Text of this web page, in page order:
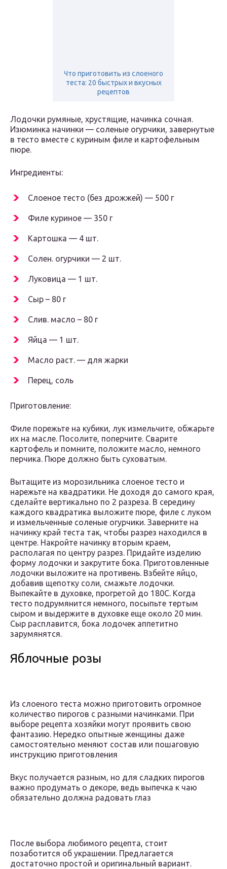
Что приготовить из слоеного
теста: 20 быстрых и вкусных
рецептов
Лодочки румяные, хрустящие, начинка сочная.
Изюминка начинки — соленые огурчики, завернутые
в тесто вместе с куриным филе и картофельным
пюре.
Ингредиенты:
Слоеное тесто (без дрожжей) — 500 г
Филе куриное — 350 г
Картошка — 4 шт.
Солен. огурчики — 2 шт.
Луковица — 1 шт.
Сыр – 80 г
Слив. масло – 80 г
Яйца — 1 шт.
Масло раст. — для жарки
Перец, соль
Приготовление:
Филе порежьте на кубики, лук измельчите, обжарьте
их на масле. Посолите, поперчите. Сварите
картофель и помните, положите масло, немного
перчика. Пюре должно быть суховатым.
Вытащите из морозильника слоеное тесто и
нарежьте на квадратики. Не доходя до самого края,
сделайте вертикально по 2 разреза. В середину
каждого квадратика выложите пюре, филе с луком
и измельченные соленые огурчики. Заверните на
начинку край теста так, чтобы разрез находился в
центре. Накройте начинку вторым краем,
располагая по центру разрез. Придайте изделию
форму лодочки и закрутите бока. Приготовленные
лодочки выложите на противень. Взбейте яйцо,
добавив щепотку соли, смажьте лодочки.
Выпекайте в духовке, прогретой до 180С. Когда
тесто подрумянится немного, посыпьте тертым
сыром и выдержите в духовке еще около 20 мин.
Сыр расплавится, бока лодочек аппетитно
зарумянятся.
Яблочные розы
Из слоеного теста можно приготовить огромное
количество пирогов с разными начинками. При
выборе рецепта хозяйки могут проявить свою
фантазию. Нередко опытные женщины даже
самостоятельно меняют состав или пошаговую
инструкцию приготовления
Вкус получается разным, но для сладких пирогов
важно продумать о декоре, ведь выпечка к чаю
обязательно должна радовать глаз
После выбора любимого рецепта, стоит
позаботится об украшении. Предлагается
достаточно простой и оригинальный вариант.